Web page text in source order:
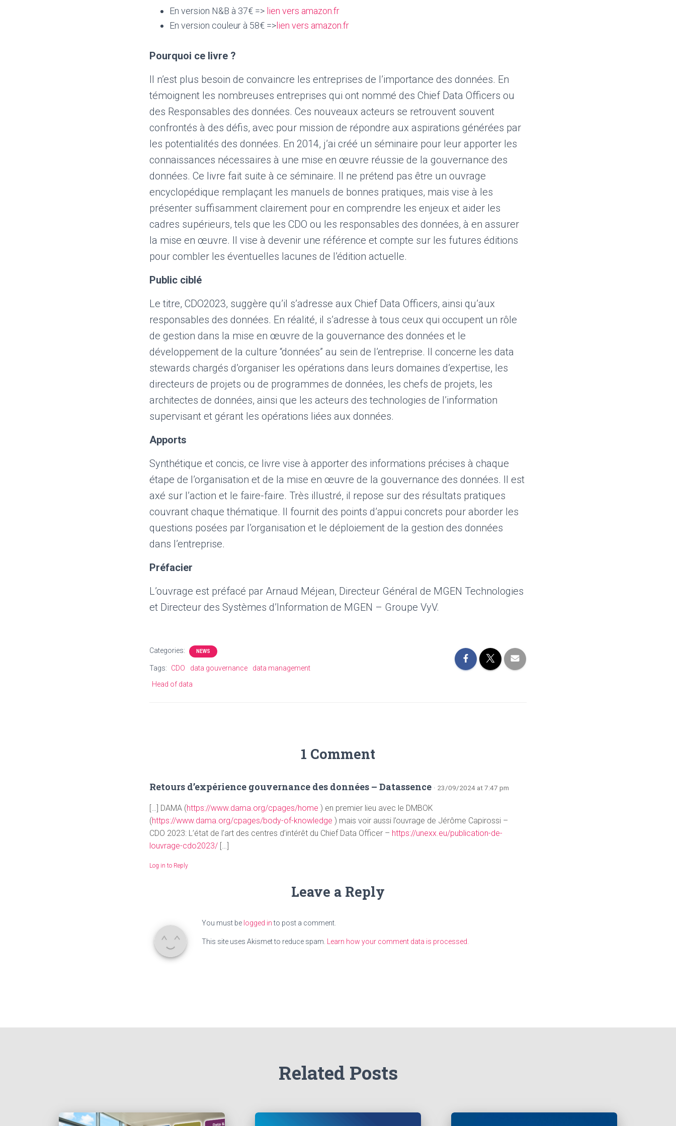
En version N&B à 37€ => lien vers amazon.fr
En version couleur à 58€ => lien vers amazon.fr
Pourquoi ce livre ?
Il n’est plus besoin de convaincre les entreprises de l’importance des données. En
témoignent les nombreuses entreprises qui ont nommé des Chief Data Officers ou
des Responsables des données. Ces nouveaux acteurs se retrouvent souvent
confrontés à des défis, avec pour mission de répondre aux aspirations générées par
les potentialités des données. En 2014, j’ai créé un séminaire pour leur apporter les
connaissances nécessaires à une mise en œuvre réussie de la gouvernance des
données. Ce livre fait suite à ce séminaire. Il ne prétend pas être un ouvrage
encyclopédique remplaçant les manuels de bonnes pratiques, mais vise à les
présenter suffisamment clairement pour en comprendre les enjeux et aider les
cadres supérieurs, tels que les CDO ou les responsables des données, à en assurer
la mise en œuvre. Il vise à devenir une référence et compte sur les futures éditions
pour combler les éventuelles lacunes de l’édition actuelle.
Public ciblé
Le titre, CDO2023, suggère qu’il s’adresse aux Chief Data Officers, ainsi qu’aux
responsables des données. En réalité, il s’adresse à tous ceux qui occupent un rôle
de gestion dans la mise en œuvre de la gouvernance des données et le
développement de la culture “données” au sein de l’entreprise. Il concerne les data
stewards chargés d’organiser les opérations dans leurs domaines d’expertise, les
directeurs de projets ou de programmes de données, les chefs de projets, les
architectes de données, ainsi que les acteurs des technologies de l’information
supervisant et gérant les opérations liées aux données.
Apports
Synthétique et concis, ce livre vise à apporter des informations précises à chaque
étape de l’organisation et de la mise en œuvre de la gouvernance des données. Il est
axé sur l’action et le faire-faire. Très illustré, il repose sur des résultats pratiques
couvrant chaque thématique. Il fournit des points d’appui concrets pour aborder les
questions posées par l’organisation et le déploiement de la gestion des données
dans l’entreprise.
Préfacier
L’ouvrage est préfacé par Arnaud Méjean, Directeur Général de MGEN Technologies
et Directeur des Systèmes d’Information de MGEN – Groupe VyV.
Categories: NEWS
Tags: CDO data gouvernance
data management
Head of data
1 Comment
Retours d’expérience gouvernance des données – Datassence · 23/09/2024 at 7:47 pm
[…] DAMA (https://www.dama.org/cpages/home ) en premier lieu avec le DMBOK
(https://www.dama.org/cpages/body-of-knowledge ) mais voir aussi l’ouvrage de Jérôme Capirossi –
CDO 2023: L’état de l’art des centres d’intérêt du Chief Data Officer – https://unexx.eu/publication-de-
louvrage-cdo2023/ […]
Log in to Reply
Leave a Reply
You must be logged into post a comment.
This site uses Akismet to reduce spam. Learn how your comment data is processed.
Related Posts